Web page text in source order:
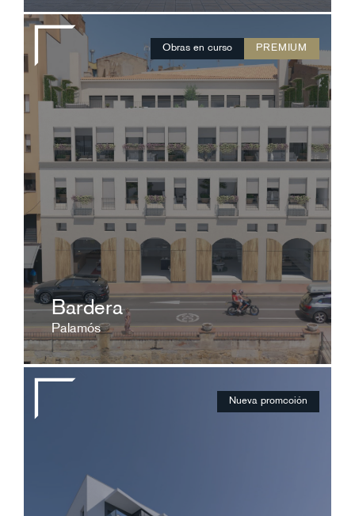
Obras en curso PREMIUM
Bardera
Palamós
A consultar
8 exclusivas viviendas de alto standing que
representan la historia viva de Palamós
ver ficha
Nueva promcoión
Desde 320.000 €